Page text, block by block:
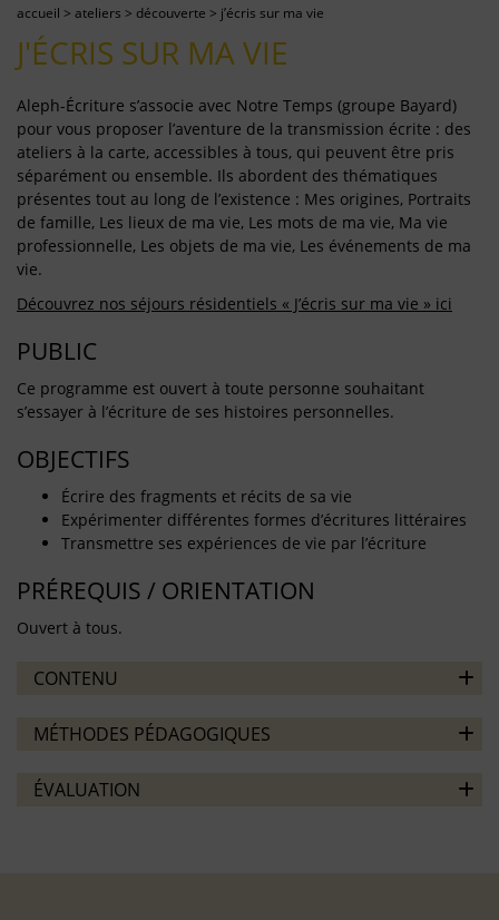
accueil > ateliers > découverte > j’écris sur ma vie
J'ÉCRIS SUR MA VIE
Aleph-Écriture s’associe avec Notre Temps (groupe Bayard)
pour vous proposer l’aventure de la transmission écrite : des
ateliers à la carte, accessibles à tous, qui peuvent être pris
séparément ou ensemble. Ils abordent des thématiques
présentes tout au long de l’existence : Mes origines, Portraits
de famille, Les lieux de ma vie, Les mots de ma vie, Ma vie
professionnelle, Les objets de ma vie, Les événements de ma
vie.
Découvrez nos séjours résidentiels « J’écris sur ma vie » ici
PUBLIC
Ce programme est ouvert à toute personne souhaitant
s’essayer à l’écriture de ses histoires personnelles.
OBJECTIFS
Écrire des fragments et récits de sa vie
Expérimenter différentes formes d’écritures littéraires
Transmettre ses expériences de vie par l’écriture
PRÉREQUIS / ORIENTATION
Ouvert à tous.
CONTENU
MÉTHODES PÉDAGOGIQUES
ÉVALUATION